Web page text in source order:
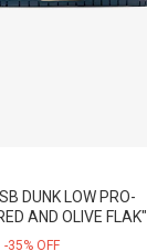
DUNK LOW PRO-
AND OLIVE FLAK"
-35% OFF